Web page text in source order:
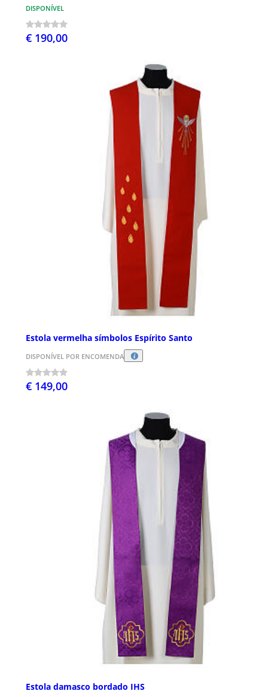
DISPONÍVEL
€ 190,00
Estola vermelha símbolos Espírito Santo
DISPONÍVEL POR ENCOMENDA
€ 149,00
Estola damasco bordado IHS